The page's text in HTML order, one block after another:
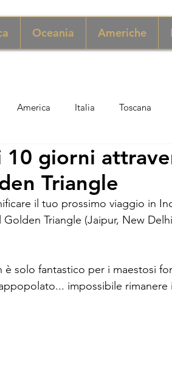
Oceania Americhe
America Italia Toscana
New York Danimarca
Zimbabwe Giordania India
giorni
Triangle
il tuo prossimo viaggio in
Triangle (Jaipur, New
solo fantastico per i maestosi
impossibile